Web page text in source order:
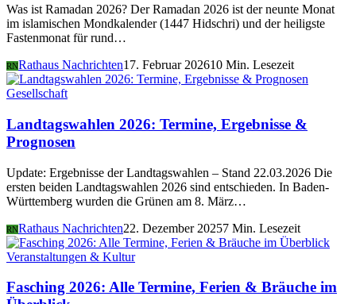
Was ist Ramadan 2026? Der Ramadan 2026 ist der neunte Monat
im islamischen Mondkalender (1447 Hidschri) und der heiligste
Fastenmonat für rund…
RNRathaus Nachrichten17. Februar 202610 Min. Lesezeit
Gesellschaft
Landtagswahlen 2026: Termine, Ergebnisse &
Prognosen
Update: Ergebnisse der Landtagswahlen – Stand 22.03.2026 Die
ersten beiden Landtagswahlen 2026 sind entschieden. In Baden-
Württemberg wurden die Grünen am 8. März…
RNRathaus Nachrichten22. Dezember 20257 Min. Lesezeit
Veranstaltungen & Kultur
Fasching 2026: Alle Termine, Ferien & Bräuche im